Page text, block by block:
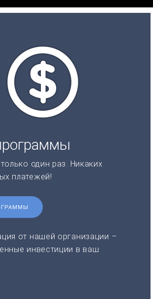
один раз. Никаких
платежей!
от нашей организации –
инвестиции в ваш